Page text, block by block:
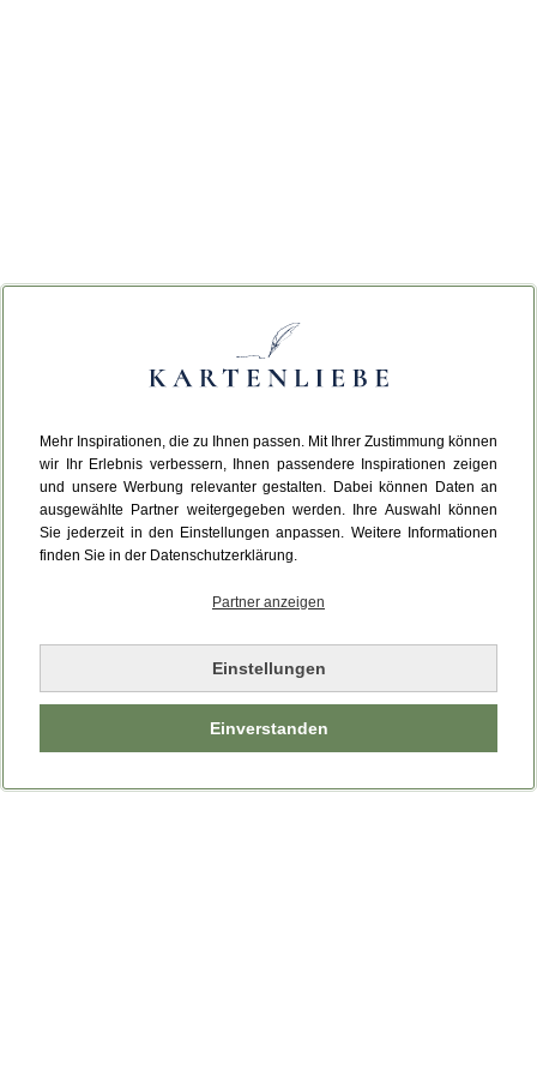
Mehr Inspirationen, die zu Ihnen passen. Mit Ihrer Zustimmung können
wir Ihr Erlebnis verbessern, Ihnen passendere Inspirationen zeigen
und unsere Werbung relevanter gestalten. Dabei können Daten an
ausgewählte Partner weitergegeben werden. Ihre Auswahl können
Sie jederzeit in den Einstellungen anpassen. Weitere Informationen
finden Sie in der Datenschutzerklärung.
Partner anzeigen
Einstellungen
Einverstanden